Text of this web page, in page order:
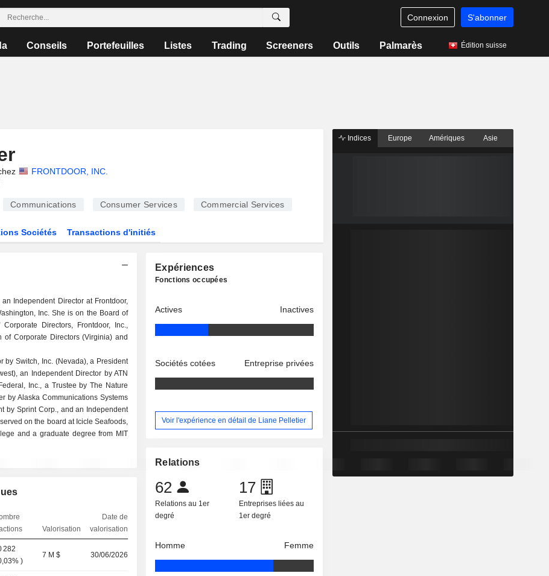
Connexion S'abonner
Conseils Portefeuilles Listes Trading Screeners Outils Palmarès Édition suisse
FRONTDOOR, INC.
Communications Consumer Services Commercial Services
Sociétés Transactions d'initiés
Independent Director at Frontdoor,
Inc. She is on the Board of
Directors, Frontdoor, Inc.,
of Corporate Directors (Virginia) and
by Switch, Inc. (Nevada), a President
an Independent Director by ATN
Inc., a Trustee by The Nature
by Alaska Communications Systems
by Sprint Corp., and an Independent
on the board at Icicle Seafoods,
and a graduate degree from MIT
Valorisation
Date de
valorisation
282
)
7 M $ 30/06/2026
Expériences
Fonctions occupées
Actives Inactives
Sociétés cotées Entreprise privées
Voir l'expérience en détail de Liane Pelletier
Relations
62
Relations au 1er
degré
17
Entreprises liées au
1er degré
Homme Femme
Indices Europe Amériques Asie